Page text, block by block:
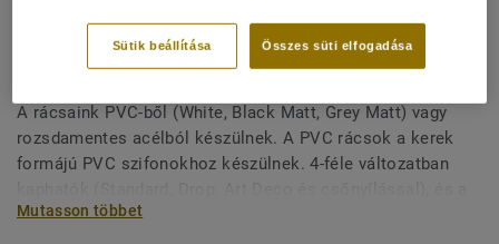
Rácsok - GRATING INOX
DROP 150
A rácsaink PVC-ből (White, Black Matt, Grey Matt) vagy
rozsdamentes acélból készülnek. A PVC rácsok a kerek
formájú PVC szifonokhoz készülnek. 4-féle változatban
különféle használati feltételekhez igazodnak (kifolyó,
Mutasson többet
Összes süti elfogadása
Sütik beállítása